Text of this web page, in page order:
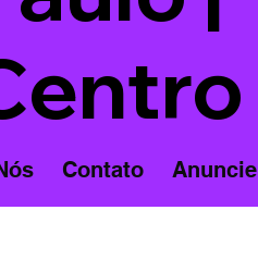
Contato Anuncie